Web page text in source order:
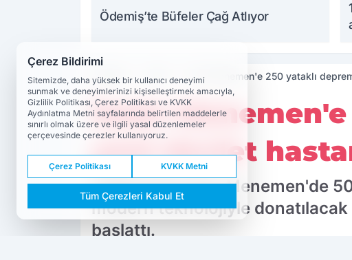
Ödemiş’te Büfeler Çağ Atlıyor
Haberler Genel İzmir Menemen'e 250 yataklı
İzmir
yeni devlet
Sağlık Bakanlığı, Menemen'de
modern teknolojiyle
başlattı.
Çerez Bildirimi
Sitemizde, daha yüksek bir kullanıcı deneyimi
sunmak ve deneyimlerinizi kişiselleştirmek amacıyla,
Gizlilik Politikası, Çerez Politikası ve KVKK
Aydınlatma Metni sayfalarında belirtilen maddelerle
sınırlı olmak üzere ve ilgili yasal düzenlemeler
çerçevesinde çerezler kullanıyoruz.
Çerez Politikası KVKK Metni
Tüm Çerezleri Kabul Et